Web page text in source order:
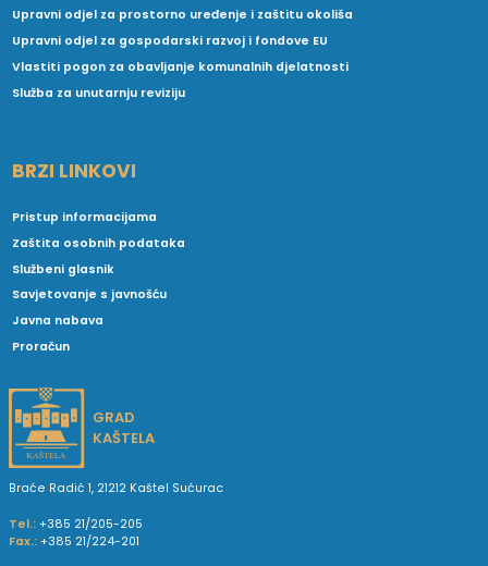
Upravni odjel za prostorno uređenje i zaštitu okoliša
Upravni odjel za gospodarski razvoj i fondove EU
Vlastiti pogon za obavljanje komunalnih djelatnosti
Služba za unutarnju reviziju
BRZI LINKOVI
Pristup informacijama
Zaštita osobnih podataka
Službeni glasnik
Savjetovanje s javnošću
Javna nabava
Proračun
GRAD
KAŠTELA
Braće Radić 1, 21212 Kaštel Sućurac
Tel.: +385 21/205-205
Fax.: +385 21/224-201